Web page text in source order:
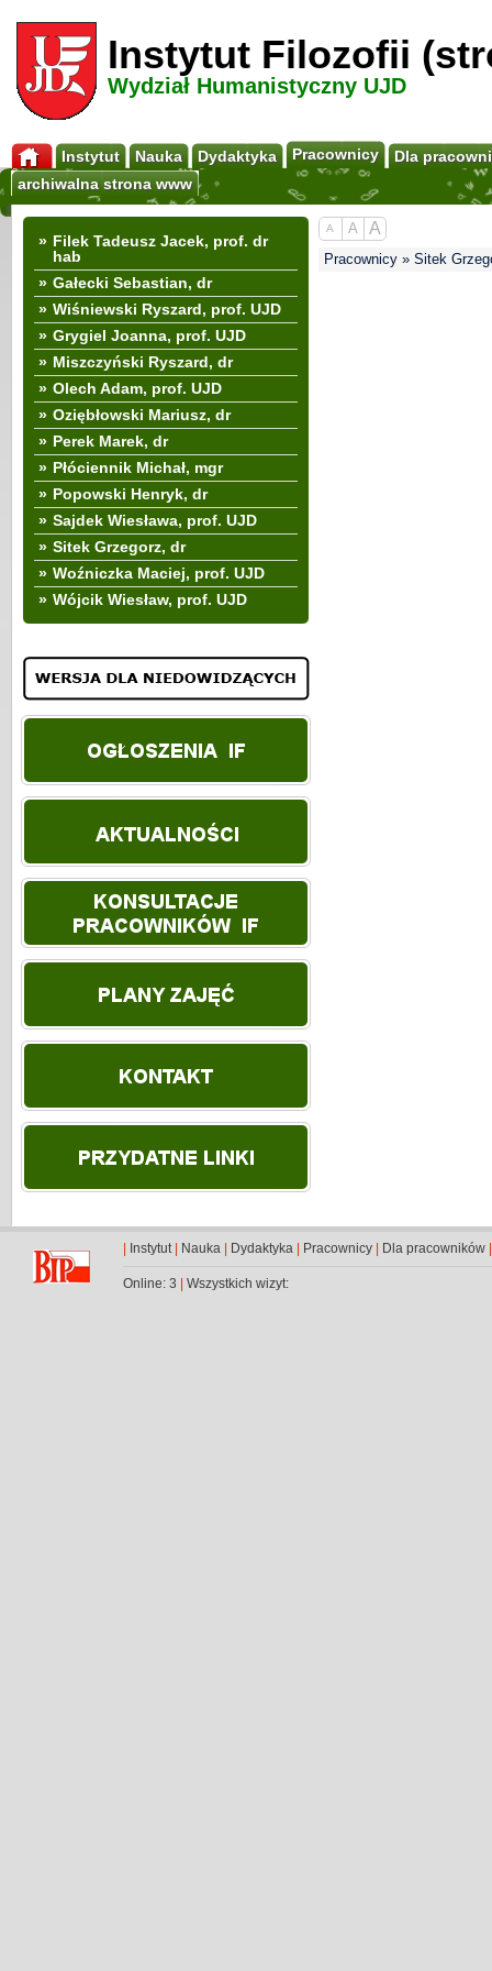
Instytut Filozofii
Wydział Humanistyczny UJD
Instytut Nauka Dydaktyka Pracownicy
Dla
archiwalna strona www
» Filek Tadeusz Jacek, prof. dr
hab
» Gałecki Sebastian, dr
» Wiśniewski Ryszard, prof. UJD
» Grygiel Joanna, prof. UJD
» Miszczyński Ryszard, dr
» Olech Adam, prof. UJD
» Oziębłowski Mariusz, dr
» Perek Marek, dr
» Płóciennik Michał, mgr
» Popowski Henryk, dr
» Sajdek Wiesława, prof. UJD
» Sitek Grzegorz, dr
» Woźniczka Maciej, prof. UJD
» Wójcik Wiesław, prof. UJD
A A A
Pracownicy » Sitek
Instytut| Nauka Dydaktyka Pracownicy Dla pracowników
Online: 3 Wszystkich wizyt: